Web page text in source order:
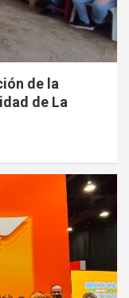
de la
de La